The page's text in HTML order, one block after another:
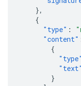
},
{
"type" :
"content"
{
"type"
"text"
}